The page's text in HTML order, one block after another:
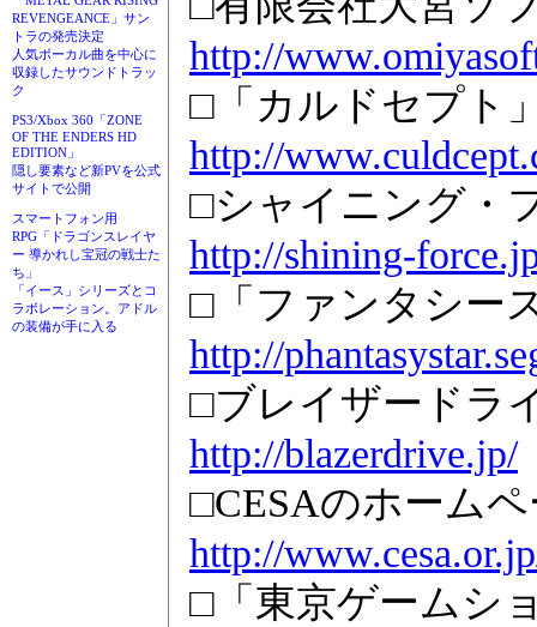
REVENGEANCE」サン
トラの発売決定
人気ボーカル曲を中心に
収録したサウンドトラッ
ク
PS3/Xbox 360「ZONE
OF THE ENDERS HD
EDITION」
隠し要素など新PVを公式
サイトで公開
スマートフォン用
RPG「ドラゴンスレイヤ
ー 導かれし宝冠の戦士た
ち」
「イース」シリーズとコ
ラボレーション。アドル
の装備が手に入る
http://
□「カルドセプト
http://
□シャイニング・
http://shining-
□「ファンタシー
http://
□ブレイザードラ
http://blazerdrive.jp/
□CESAのホーム
http://
□「東京ゲームシ